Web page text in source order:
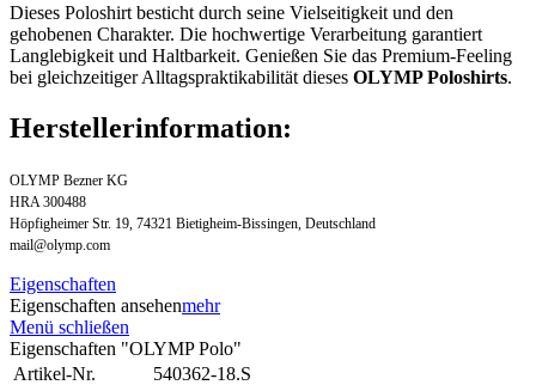
Dieses Poloshirt besticht durch seine Vielseitigkeit und den
gehobenen Charakter. Die hochwertige Verarbeitung garantiert
Langlebigkeit und Haltbarkeit. Genießen Sie das Premium-Feeling
bei gleichzeitiger Alltagspraktikabilität dieses OLYMP Poloshirts.
Herstellerinformation:
OLYMP Bezner KG
HRA 300488
Höpfigheimer Str. 19, 74321 Bietigheim-Bissingen, Deutschland
mail@olymp.com
Eigenschaften
Eigenschaften ansehenmehr
Menü schließen
Eigenschaften "OLYMP Polo"
Artikel-Nr.
540362-18.S